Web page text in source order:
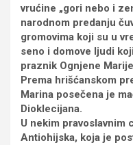
vrućine „gori nebo i
narodnom predanju
gromovima koji su u
seno i domove ljudi
praznik Ognjene
Prema hrišćanskom
Marina posečena je
Dioklecijana.
U nekim pravoslavnim
Antiohijska, koja je